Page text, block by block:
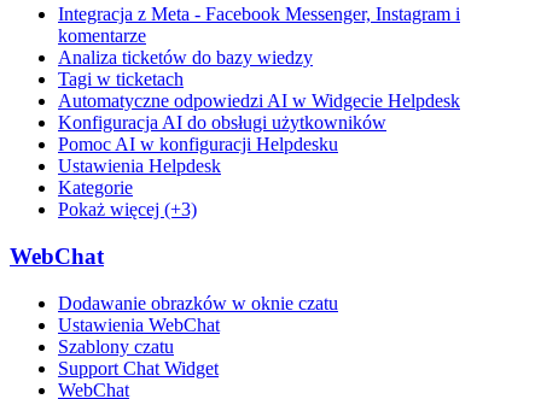
Integracja z Meta - Facebook Messenger, Instagram i
komentarze
Analiza ticketów do bazy wiedzy
Tagi w ticketach
Automatyczne odpowiedzi AI w Widgecie Helpdesk
Konfiguracja AI do obsługi użytkowników
Pomoc AI w konfiguracji Helpdesku
Ustawienia Helpdesk
Kategorie
Pokaż więcej (+3)
WebChat
Dodawanie obrazków w oknie czatu
Ustawienia WebChat
Szablony czatu
Support Chat Widget
WebChat